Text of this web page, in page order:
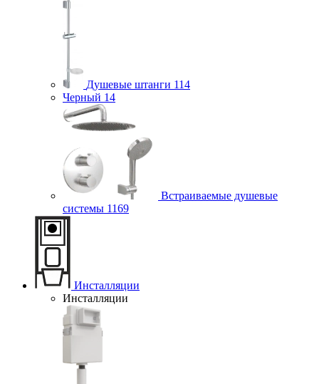
Душевые штанги 114
Черный 14
Встраиваемые душевые
системы 1169
Инсталляции
Инсталляции